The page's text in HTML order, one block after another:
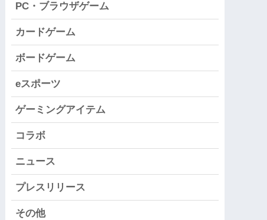
PC・ブラウザゲーム
カードゲーム
ボードゲーム
eスポーツ
ゲーミングアイテム
コラボ
ニュース
プレスリリース
その他